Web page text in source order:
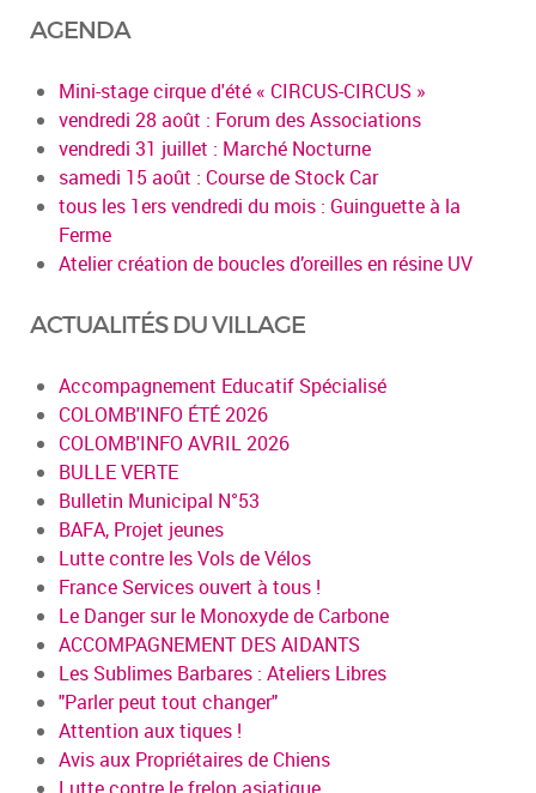
AGENDA
Mini-stage cirque d'été « CIRCUS-CIRCUS »
vendredi 28 août : Forum des Associations
vendredi 31 juillet : Marché Nocturne
samedi 15 août : Course de Stock Car
tous les 1ers vendredi du mois : Guinguette à la
Ferme
Atelier création de boucles d’oreilles en résine UV
ACTUALITÉS DU VILLAGE
Accompagnement Educatif Spécialisé
COLOMB'INFO ÉTÉ 2026
COLOMB'INFO AVRIL 2026
BULLE VERTE
Bulletin Municipal N°53
BAFA, Projet jeunes
Lutte contre les Vols de Vélos
France Services ouvert à tous !
Le Danger sur le Monoxyde de Carbone
ACCOMPAGNEMENT DES AIDANTS
Les Sublimes Barbares : Ateliers Libres
"Parler peut tout changer"
Attention aux tiques !
Avis aux Propriétaires de Chiens